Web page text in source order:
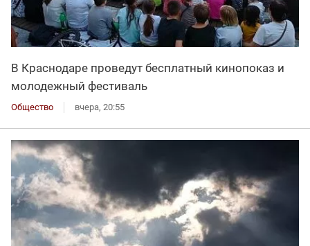
В Краснодаре проведут бесплатный кинопоказ и
молодежный фестиваль
Общество вчера, 20:55